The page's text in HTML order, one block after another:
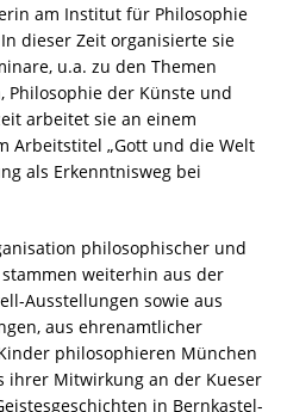
am Institut für Philosophie
dieser Zeit organisierte sie
u.a. zu den Themen
Philosophie der Künste und
arbeitet sie an einem
Arbeitstitel „Gott und die Welt
als Erkenntnisweg bei
philosophischer und
weiterhin aus der
Ausstellungen sowie aus
aus ehrenamtlicher
philosophieren München
ihrer Mitwirkung an der Kueser
in Bernkastel-